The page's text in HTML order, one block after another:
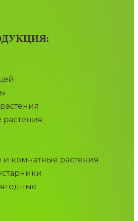
комнатные растения